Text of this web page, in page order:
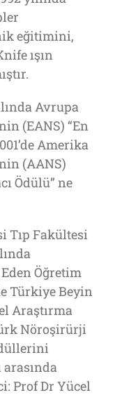
eğitimini,
ışın
Avrupa
(EANS) “En
Amerika
(AANS)
Ödülü” ne
Tıp Fakültesi
Öğretim
Türkiye Beyin
Araştırma
Nöroşirürji
arasında
Prof Dr Yücel